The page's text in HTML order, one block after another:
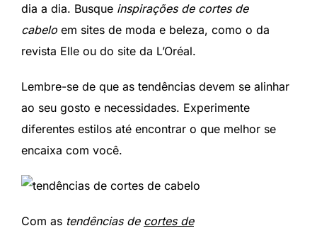
dia a dia. Busque inspirações de cortes de
cabelo em sites de moda e beleza, como o da
revista Elle ou do site da L’Oréal.
Lembre-se de que as tendências devem se alinhar
ao seu gosto e necessidades. Experimente
diferentes estilos até encontrar o que melhor se
encaixa com você.
Com as tendências de cortes de